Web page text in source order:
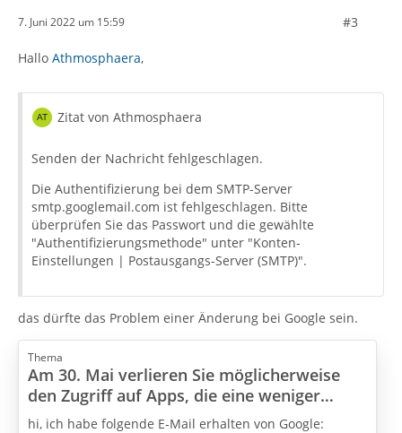
7. Juni 2022 um 15:59 #3
Hallo Athmosphaera,
Zitat von Athmosphaera
Senden der Nachricht fehlgeschlagen.
Die Authentifizierung bei dem SMTP-Server
smtp.googlemail.com ist fehlgeschlagen. Bitte
überprüfen Sie das Passwort und die gewählte
"Authentifizierungsmethode" unter "Konten-
Einstellungen | Postausgangs-Server (SMTP)".
das dürfte das Problem einer Änderung bei Google sein.
Thema
Am 30. Mai verlieren Sie möglicherweise
den Zugriff auf Apps, die eine weniger
sichere Anmeldetechnologie verwenden
hi, ich habe folgende E-Mail erhalten von Google: